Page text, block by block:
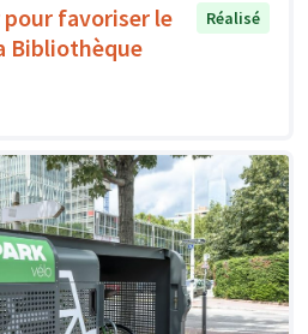
favoriser le
Bibliothèque
Réalisé